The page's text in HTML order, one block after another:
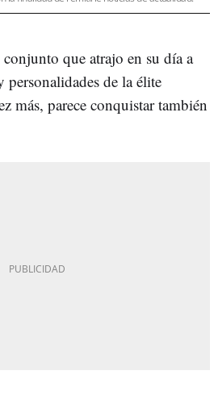
que atrajo en su día a
personalidades de la élite
más, parece conquistar también